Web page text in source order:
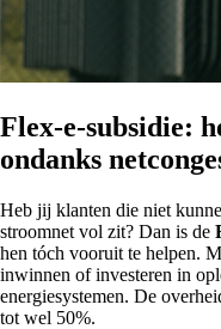
Flex-e-subsidie:
ondanks
Heb jij klanten die niet
stroomnet vol zit? Dan is de
hen tóch vooruit te helpen.
inwinnen of investeren in
energiesystemen. De
tot wel 50%.